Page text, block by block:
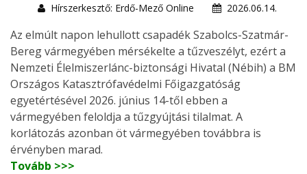
Hírszerkesztő: Erdő-Mező Online
2026.06.14.
Az elmúlt napon lehullott csapadék Szabolcs-Szatmár-
Bereg vármegyében mérsékelte a tűzveszélyt, ezért a
Nemzeti Élelmiszerlánc-biztonsági Hivatal (Nébih) a BM
Országos Katasztrófavédelmi Főigazgatóság
egyetértésével 2026. június 14-től ebben a
vármegyében feloldja a tűzgyújtási tilalmat. A
korlátozás azonban öt vármegyében továbbra is
érvényben marad.
Tovább >>>